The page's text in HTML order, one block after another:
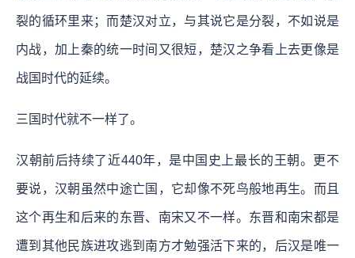
裂的循环里来；而楚汉对立，与其说它是分裂，不如说是
内战，加上秦的统一时间又很短，楚汉之争看上去更像是
战国时代的延续。
三国时代就不一样了。
汉朝前后持续了近440年，是中国史上最长的王朝。更不
要说，汉朝虽然中途亡国，它却像不死鸟般地再生。而且
这个再生和后来的东晋、南宋又不一样。东晋和南宋都是
遭到其他民族进攻逃到南方才勉强活下来的，后汉是唯一